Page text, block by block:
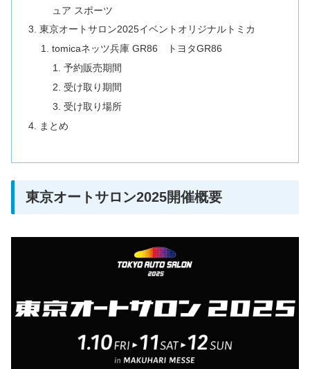
ュア スポーツ
東京オートサロン2025イベントオリジナルトミカ
tomicaネッツ兵庫 GR86 トヨタGR86
予約販売期間
受け取り期間
受け取り場所
まとめ
東京オートサロン2025開催概要